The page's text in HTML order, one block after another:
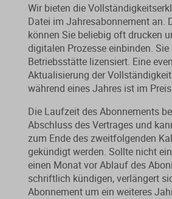
Neuheiten
Neuheiten
Aktuelles Programm
Wir bieten die
Datei im Jahresabonnement an.
können Sie beliebig oft drucken
digitalen Prozesse einbinden.
Betriebsstätte lizensiert. Eine
Aktualisierung der
während eines Jahres ist im
Die Laufzeit des Abonnements
Abschluss des Vertrages und
zum Ende des zweitfolgenden
gekündigt werden. Sollte nicht
einen Monat vor Ablauf des
schriftlich kündigen, verlängert
Abonnement um ein weiteres